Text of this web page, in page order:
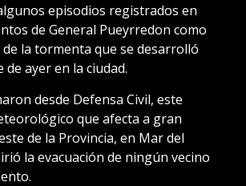
episodios registrados en
de General Pueyrredon como
de la tormenta que se desarrolló
de ayer en la ciudad.
desde Defensa Civil, este
que afecta a gran
de la Provincia, en Mar del
la evacuación de ningún vecino